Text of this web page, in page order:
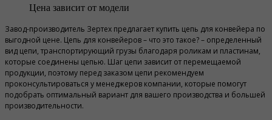
Цена зависит от модели
Завод-производитель Зертех предлагает купить цепь для конвейера по
выгодной цене. Цепь для конвейеров – что это такое? – определенный
вид цепи, транспортирующий грузы благодаря роликам и пластинам,
которые соединены цепью. Шаг цепи зависит от перемещаемой
продукции, поэтому перед заказом цепи рекомендуем
проконсультироваться у менеджеров компании, которые помогут
подобрать оптимальный вариант для вашего производства и большей
производительности.